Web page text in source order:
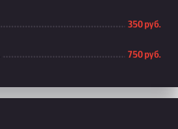
350 руб.
750 руб.